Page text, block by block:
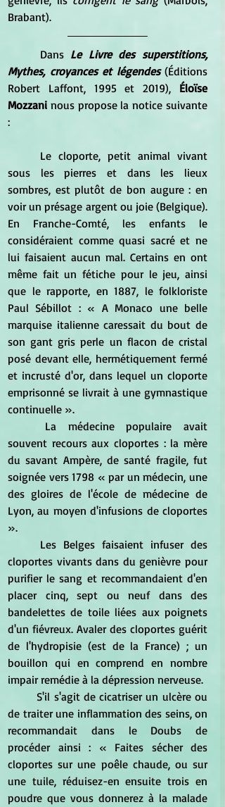
Brabant).
	Dans
Le Livre des superstitions,
Mythes, croyances et légendes (Éditions
Robert Laffont, 1995 et 2019), Éloïse
Mozzani nous propose la notice suivante
:
sous les pierres et dans les lieux
sombres, est plutôt de bon augure : en
voir un présage argent ou joie (Belgique).
En Franche-Comté, les enfants le
considéraient comme quasi sacré et ne
lui faisaient aucun mal. Certains en ont
même fait un fétiche pour le jeu, ainsi
que le rapporte, en 1887, le folkloriste
Paul Sébillot : « A Monaco une belle
marquise italienne caressait du bout de
son gant gris perle un flacon de cristal
posé devant elle, hermétiquement fermé
et incrusté d'or, dans lequel un cloporte
emprisonné se livrait à une gymnastique
continuelle ».
souvent recours aux cloportes : la mère
du savant Ampère, de santé fragile, fut
soignée vers 1798 « par un médecin, une
des gloires de l'école de médecine de
Lyon, au moyen d'infusions de cloportes
».
cloportes vivants dans du genièvre pour
purifier le sang et recommandaient d'en
placer cinq, sept ou neuf dans des
bandelettes de toile liées aux poignets
d'un fiévreux. Avaler des cloportes guérit
de l'hydropisie (est de la France) ; un
bouillon qui en comprend en nombre
impair remédie à la dépression nerveuse.
de traiter une inflammation des seins, on
recommandait dans le Doubs de
procéder ainsi : « Faites sécher des
cloportes sur une poêle chaude, ou sur
une tuile, réduisez-en ensuite trois en
poudre que vous donnerez à la malade